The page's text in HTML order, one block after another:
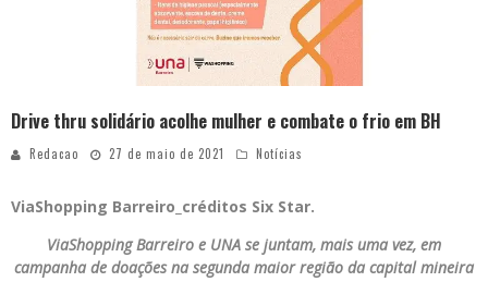
Drive thru solidário acolhe mulher e combate o frio em BH
Redacao 27 de maio de 2021 Notícias
ViaShopping Barreiro_créditos Six Star.
ViaShopping Barreiro e UNA se juntam, mais uma vez, em
campanha de doações na segunda maior região da capital mineira